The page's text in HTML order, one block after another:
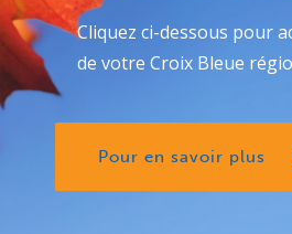
Cliquez ci-dessous pour
de votre Croix Bleue
Pour en savoir plus